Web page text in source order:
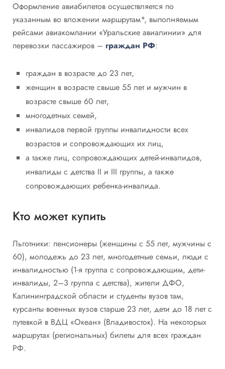
Оформление авиабилетов осуществляется по
указанным во вложении маршрутам*, выполняемым
рейсами авиакомпании «Уральские авиалинии» для
перевозки пассажиров – граждан РФ:
граждан в возрасте до 23 лет,
женщин в возрасте свыше 55 лет и мужчин в
возрасте свыше 60 лет,
многодетных семей,
инвалидов первой группы инвалидности всех
возрастов и сопровождающих их лиц,
а также лиц, сопровождающих детей-инвалидов,
инвалиды с детства II и III группы, а также
сопровождающих ребенка-инвалида.
Кто может купить
Льготники: пенсионеры (женщины с 55 лет, мужчины с
60), молодежь до 23 лет, многодетные семьи, люди с
инвалидностью (1-я группа с сопровождающим, дети-
инвалиды, 2–3 группа с детства), жители ДФО,
Калининградской области и студенты вузов там,
курсанты военных вузов старше 23 лет, дети до 18 лет с
путевкой в ВДЦ «Океан» (Владивосток). На некоторых
маршрутах (региональных) билеты для всех граждан
РФ.